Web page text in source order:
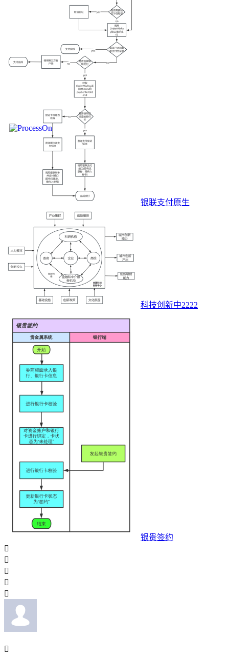
银联支付原生
科技创新中2222
银贵签约





